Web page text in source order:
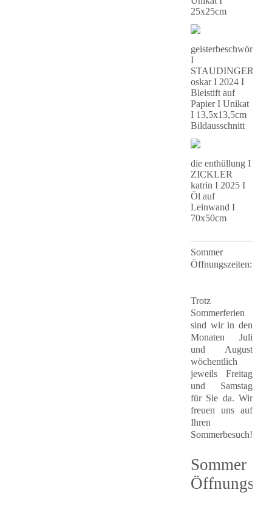
25x25cm
geisterbeschwörung
I
STAUDINGER
oskar I 2024 I
Bleistift auf
Papier I Unikat
I 13,5x13,5cm
Bildausschnitt
die enthüllung I
ZICKLER
katrin I 2025 I
Öl auf
Leinwand I
70x50cm
Sommer
Öffnungszeiten:
Trotz
Sommerferien
sind wir in den
Monaten Juli
und August
wöchentlich
jeweils Freitag
und Samstag
für Sie da. Wir
freuen uns auf
Ihren
Sommerbesuch!
Sommer